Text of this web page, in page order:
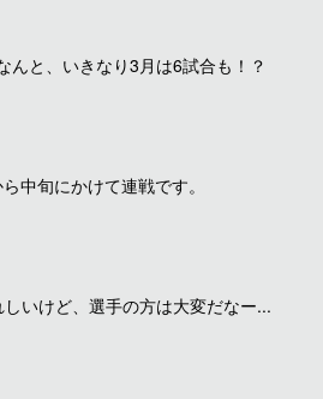
んと、いきなり3月は6試合も！？
中旬にかけて連戦です。
いけど、選手の方は大変だなー...